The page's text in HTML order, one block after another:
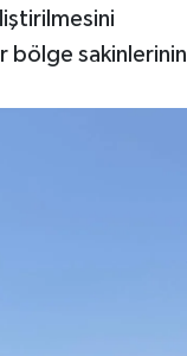
bölge sakinlerinin